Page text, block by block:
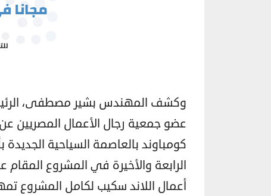
وكشف المهندس بشير مصطفى،
كومباوند بالعاصمة السياحية الجديدة
أعمال اللاند سكيب لكامل المشروع